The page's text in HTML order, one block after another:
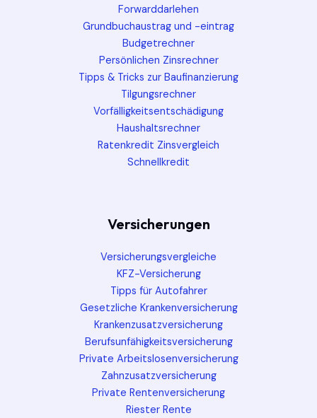
Forwarddarlehen
Grundbuchaustrag und -eintrag
Budgetrechner
Persönlichen Zinsrechner
Tipps & Tricks zur Baufinanzierung
Tilgungsrechner
Vorfälligkeitsentschädigung
Haushaltsrechner
Ratenkredit Zinsvergleich
Schnellkredit
Versicherungen
Versicherungsvergleiche
KFZ-Versicherung
Tipps für Autofahrer
Gesetzliche Krankenversicherung
Krankenzusatzversicherung
Berufsunfähigkeitsversicherung
Private Arbeitslosenversicherung
Zahnzusatzversicherung
Private Rentenversicherung
Riester Rente